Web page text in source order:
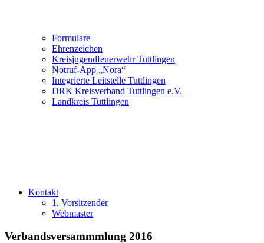
Formulare
Ehrenzeichen
Kreisjugendfeuerwehr Tuttlingen
Notruf-App „Nora“
Integrierte Leitstelle Tuttlingen
DRK Kreisverband Tuttlingen e.V.
Landkreis Tuttlingen
Kontakt
1. Vorsitzender
Webmaster
Verbandsversammmlung 2016